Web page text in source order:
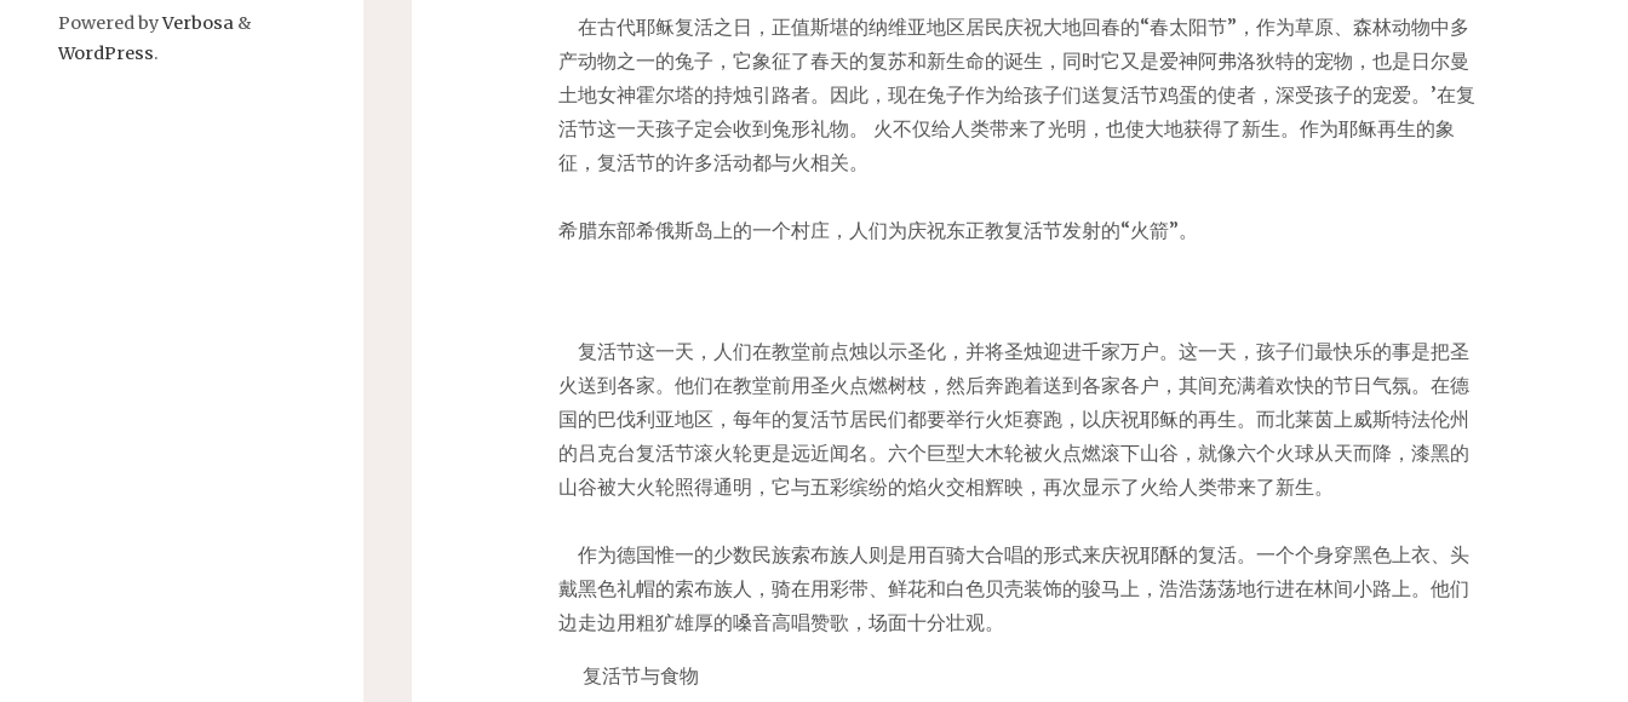
Powered byVerbosa &
WordPress.
在古代耶稣复活之日，正值斯堪的纳维亚地区居民庆祝大地回春的“春太阳节”，作为草原、森林动物中多
产动物之一的兔子，它象征了春天的复苏和新生命的诞生，同时它又是爱神阿弗洛狄特的宠物，也是日尔曼
土地女神霍尔塔的持烛引路者。因此，现在兔子作为给孩子们送复活节鸡蛋的使者，深受孩子的宠爱。’在复
活节这一天孩子定会收到兔形礼物。 火不仅给人类带来了光明，也使大地获得了新生。作为耶稣再生的象
征，复活节的许多活动都与火相关。
希腊东部希俄斯岛上的一个村庄，人们为庆祝东正教复活节发射的“火箭”。
复活节这一天，人们在教堂前点烛以示圣化，并将圣烛迎进千家万户。这一天，孩子们最快乐的事是把圣
火送到各家。他们在教堂前用圣火点燃树枝，然后奔跑着送到各家各户，其间充满着欢快的节日气氛。在德
国的巴伐利亚地区，每年的复活节居民们都要举行火炬赛跑，以庆祝耶稣的再生。而北莱茵上威斯特法伦州
的吕克台复活节滚火轮更是远近闻名。六个巨型大木轮被火点燃滚下山谷，就像六个火球从天而降，漆黑的
山谷被大火轮照得通明，它与五彩缤纷的焰火交相辉映，再次显示了火给人类带来了新生。
作为德国惟一的少数民族索布族人则是用百骑大合唱的形式来庆祝耶酥的复活。一个个身穿黑色上衣、头
戴黑色礼帽的索布族人，骑在用彩带、鲜花和白色贝壳装饰的骏马上，浩浩荡荡地行进在林间小路上。他们
边走边用粗犷雄厚的嗓音高唱赞歌，场面十分壮观。
复活节与食物